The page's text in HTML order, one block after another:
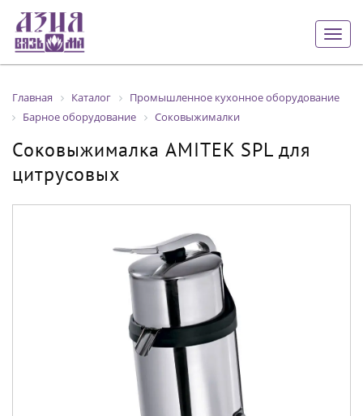
Главная Каталог
Промышленное кухонное оборудование
Барное оборудование
Соковыжималки
Соковыжималка AMITEK SPL для
цитрусовых